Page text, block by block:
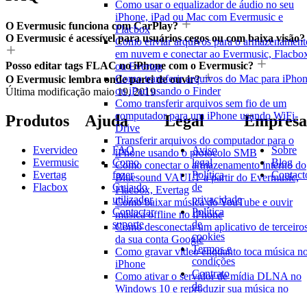
Como usar o equalizador de áudio no seu
iPhone, iPad ou Mac com Evermusic e
Flacbox
Como enviar arquivos para o
em nuvem e conectar ao Evermusic,
ou Evertag
Como transferir arquivos do Mac para
ou iPad usando o Finder
Como transferir arquivos sem fio de um
computador para um iPhone usando WiFi-
Drive
Transferir arquivos do computador para o
iPhone usando o protocolo SMB
Como conectar o armazenamento interno do
Bluesound VAULT a partir do Evermusic,
Flacbox, Evertag
Como baixar música do YouTube e ouvir
música offline no iPhone
Como desconectar um aplicativo de
da sua conta Google
Como gravar vídeo enquanto toca música
iPhone
Como ativar o servidor de mídia DLNA no
Windows 10 e reproduzir sua música no
O Evermusic funciona com CarPlay?
O Evermusic é acessível para usuários cegos ou com baixa visão?
Posso editar tags FLAC no iPhone com o Evermusic?
O Evermusic lembra onde parei de ouvir?
Última modificação maio 19, 2019
Produtos
Evervideo
Evermusic
Evertag
Flacbox
Ajuda
FAQ
Como
fazer
Guia do
utilizador
Contactar
suporte
Legal
Aviso
legal
Política
de
privacidade
Política
de
cookies
Termos e
condições
Contrato
de
Empresa
Sobre
Blog